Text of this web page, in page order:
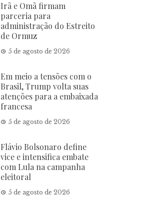
Irã e Omã firmam
parceria para
administração do Estreito
de Ormuz
5 de agosto de 2026
Em meio a tensões com o
Brasil, Trump volta suas
atenções para a embaixada
francesa
5 de agosto de 2026
Flávio Bolsonaro define
vice e intensifica embate
com Lula na campanha
eleitoral
5 de agosto de 2026